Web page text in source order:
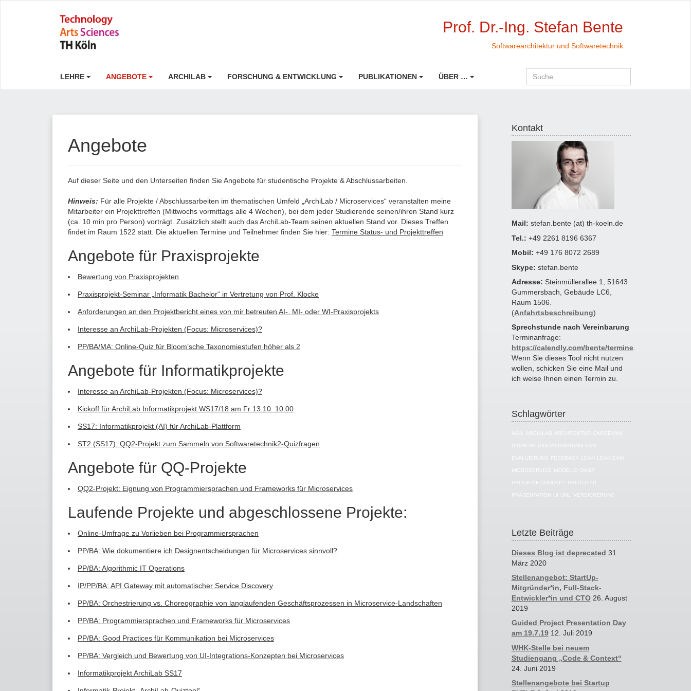
Prof. Dr.-Ing. Stefan Bente
Softwarearchitektur und Softwaretechnik
LEHRE ANGEBOTE ARCHILAB FORSCHUNG & ENTWICKLUNG PUBLIKATIONEN ÜBER …
Angebote
Auf dieser Seite und den Unterseiten finden Sie Angebote für studentische Projekte & Abschlussarbeiten.
Hinweis: Für alle Projekte / Abschlussarbeiten im thematischen Umfeld „ArchiLab / Microservices“ veranstalten meine
Mitarbeiter ein Projekttreffen (Mittwochs vormittags alle 4 Wochen), bei dem jeder Studierende seinen/ihren Stand kurz
(ca. 10 min pro Person) vorträgt. Zusätzlich stellt auch das ArchiLab-Team seinen aktuellen Stand vor. Dieses Treffen
findet im Raum 1522 statt. Die aktuellen Termine und Teilnehmer finden Sie hier: Termine Status- und Projekttreffen
Angebote für Praxisprojekte
Bewertung von Praxisprojekten
Praxisprojekt-Seminar „Informatik Bachelor“ in Vertretung von Prof. Klocke
Anforderungen an den Projektbericht eines von mir betreuten AI-, MI- oder WI-Praxisprojekts
Interesse an ArchiLab-Projekten (Focus: Microservices)?
PP/BA/MA: Online-Quiz für Bloom’sche Taxonomiestufen höher als 2
Angebote für Informatikprojekte
Interesse an ArchiLab-Projekten (Focus: Microservices)?
Kickoff für ArchiLab Informatikprojekt WS17/18 am Fr 13.10. 10:00
SS17: Informatikprojekt (AI) für ArchiLab-Plattform
ST2 (SS17): QQ2-Projekt zum Sammeln von Softwaretechnik2-Quizfragen
Angebote für QQ-Projekte
QQ2-Projekt: Eignung von Programmiersprachen und Frameworks für Microservices
Laufende Projekte und abgeschlossene Projekte:
Online-Umfrage zu Vorlieben bei Programmiersprachen
PP/BA: Wie dokumentiere ich Designentscheidungen für Microservices sinnvoll?
PP/BA: Algorithmic IT Operations
IP/PP/BA: API Gateway mit automatischer Service Discovery
PP/BA: Orchestrierung vs. Choreographie von langlaufenden Geschäftsprozessen in Microservice-Landschaften
PP/BA: Programmiersprachen und Frameworks für Microservices
PP/BA: Good Practices für Kommunikation bei Microservices
PP/BA: Vergleich und Bewertung von UI-Integrations-Konzepten bei Microservices
Informatikprojekt ArchiLab SS17
Kontakt
Mail: stefan.bente (at) th-koeln.de
Tel.: +49 2261 8196 6367
Mobil: +49 176 8072 2689
Skype: stefan.bente
Adresse: Steinmüllerallee 1, 51643
Gummersbach, Gebäude LC6,
Raum 1506.
(Anfahrtsbeschreibung)
Sprechstunde nach Vereinbarung
Terminanfrage:
https://calendly.com/bente/termine.
Wenn Sie dieses Tool nicht nutzen
wollen, schicken Sie eine Mail und
ich weise Ihnen einen Termin zu.
Schlagwörter
AGIL ARCHILAB ARCHITEKTUR CAPGEMINI
DIDAKTIK DIGITALISIERUNG EAM
EVALUIERUNG FEEDBACK LEAN LEAN EAM
MICROSERVICE MODELIO OASP
PROOF-OF-CONCEPT PROTOTYP
PRÄSENTATION UI UML VERSICHERUNG
Letzte Beiträge
Dieses Blog ist deprecated 31.
März 2020
Stellenangebot: StartUp-
Mitgründer*in, Full-Stack-
Entwickler*in und CTO 26. August
2019
Guided Project Presentation Day
am 19.7.19 12. Juli 2019
WHK-Stelle bei neuem
Studiengang „Code & Context“
24. Juni 2019
Stellenangebote bei Startup